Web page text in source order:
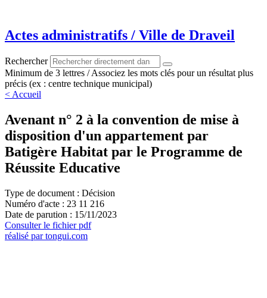
contenu
Actes administratifs / Ville de Draveil
Rechercher
Minimum de 3 lettres / Associez les mots clés pour un résultat plus
précis (ex : centre technique municipal)
< Accueil
Avenant n° 2 à la convention de mise à
disposition d'un appartement par
Batigère Habitat par le Programme de
Réussite Educative
Type de document : Décision
Numéro d'acte : 23 11 216
Date de parution : 15/11/2023
Consulter le fichier pdf
réalisé par tongui.com